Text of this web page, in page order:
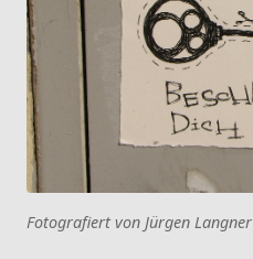
Fotografiert von Jürgen Langner